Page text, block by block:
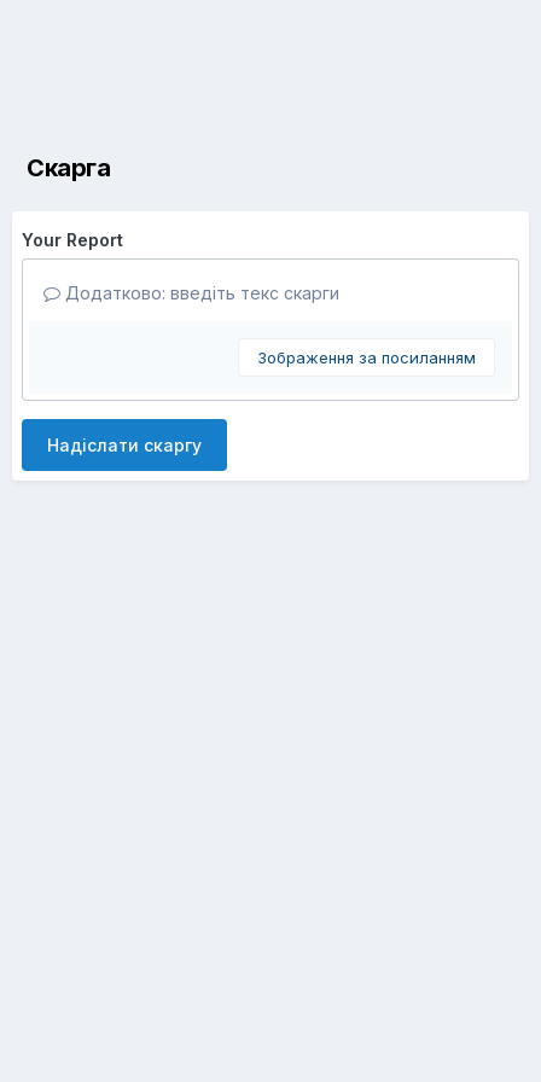
Скарга
Your Report
Додатково: введіть текс скарги
Зображення за посиланням
Надіслати скаргу